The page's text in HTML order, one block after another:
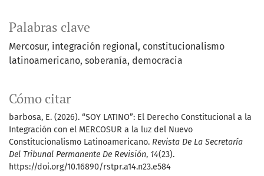
Palabras clave
Mercosur integración regional constitucionalismo
latinoamericano soberanía democracia
Cómo citar
barbosa, E. (2026). “SOY LATINO”: El Derecho Constitucional a la
Integración con el MERCOSUR a la luz del Nuevo
Constitucionalismo Latinoamericano. Revista De La Secretaría
Del Tribunal Permanente De Revisión, 14(23).
https://doi.org/10.16890/rstpr.a14.n23.e584